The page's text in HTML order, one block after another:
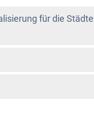
für die Städte